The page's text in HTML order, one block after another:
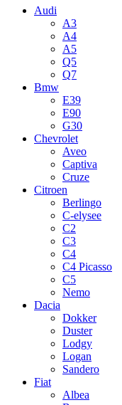
Audi
A3
A4
A5
Q5
Q7
Bmw
E39
E90
G30
Chevrolet
Aveo
Captiva
Cruze
Citroen
Berlingo
C-elysee
C2
C3
C4
C4 Picasso
C5
Nemo
Dacia
Dokker
Duster
Lodgy
Logan
Sandero
Fiat
Albea